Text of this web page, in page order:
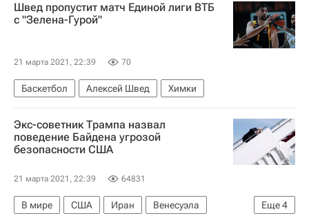
Швед пропустит матч Единой лиги ВТБ
с "Зелена-Гурой"
21 марта 2021, 22:39 70
Баскетбол Алексей Швед Химки
Экс-советник Трампа назвал
поведение Байдена угрозой
безопасности США
21 марта 2021, 22:39 64831
Еще4
В мире США Иран
Венесуэла